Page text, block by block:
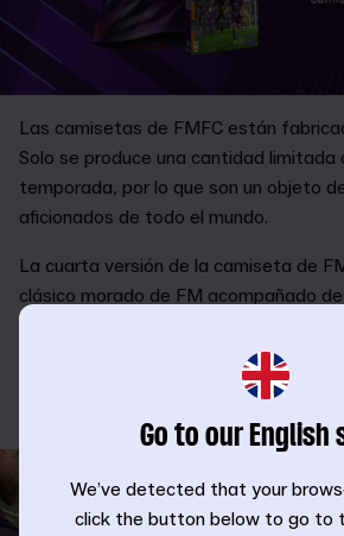
Las camisetas de FMFC están
Solo se produce una cantidad
temporada, por lo que son un objeto
aficionados de todo el mundo.
La cuarta versión de la camiseta de
clásico morado de FM acompañado
brillantes que representan la emoción
espacio frontal de la camiseta y las
destacan a dos de nuestros socios
Go to our English
We’ve detected that your
click the button below to go to